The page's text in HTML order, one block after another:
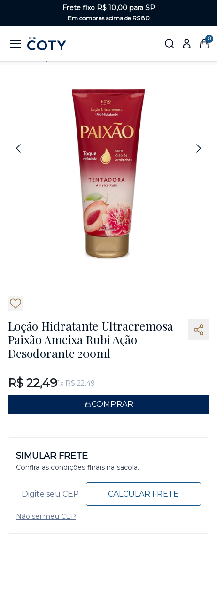
Frete fixo R$ 10,00 para SP
Em compras acima de R$ 80
0
Loção Hidratante Ultracremosa
Paixão Ameixa Rubi Ação
Desodorante 200ml
R$ 22,491x R$ 22,49
COMPRAR
SIMULAR FRETE
Confira as condições finais na sacola.
CALCULAR FRETE
Não sei meu CEP